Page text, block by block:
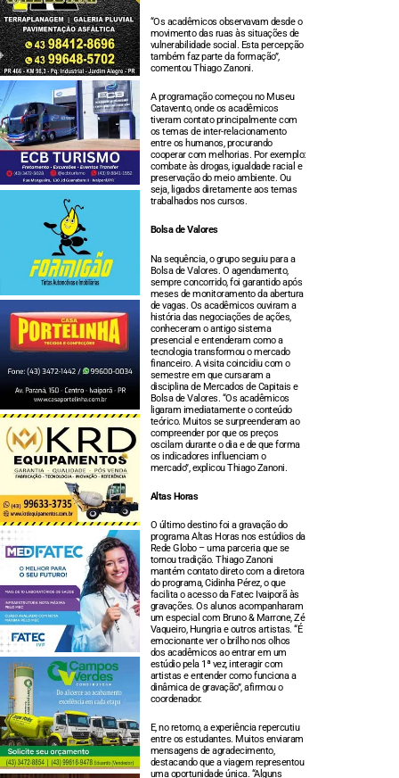
“Os acadêmicos observavam desde o
movimento das ruas às situações de
vulnerabilidade social. Esta percepção
também faz parte da formação”,
comentou Thiago Zanoni.
A programação começou no Museu
Catavento, onde os acadêmicos
tiveram contato principalmente com
os temas de inter-relacionamento
entre os humanos, procurando
cooperar com melhorias. Por exemplo:
combate às drogas, igualdade racial e
preservação do meio ambiente. Ou
seja, ligados diretamente aos temas
trabalhados nos cursos.
Bolsa de Valores
Na sequência, o grupo seguiu para a
Bolsa de Valores. O agendamento,
sempre concorrido, foi garantido após
meses de monitoramento da abertura
de vagas. Os acadêmicos ouviram a
história das negociações de ações,
conheceram o antigo sistema
presencial e entenderam como a
tecnologia transformou o mercado
financeiro. A visita coincidiu com o
semestre em que cursaram a
disciplina de Mercados de Capitais e
Bolsa de Valores. “Os acadêmicos
ligaram imediatamente o conteúdo
teórico. Muitos se surpreenderam ao
compreender por que os preços
oscilam durante o dia e de que forma
os indicadores influenciam o
mercado”, explicou Thiago Zanoni.
Altas Horas
O último destino foi a gravação do
programa Altas Horas nos estúdios da
Rede Globo – uma parceria que se
tornou tradição. Thiago Zanoni
mantém contato direto com a diretora
do programa, Cidinha Pérez, o que
facilita o acesso da Fatec Ivaiporã às
gravações. Os alunos acompanharam
um especial com Bruno & Marrone, Zé
Vaqueiro, Hungria e outros artistas. “É
emocionante ver o brilho nos olhos
dos acadêmicos ao entrar em um
estúdio pela 1ª vez, interagir com
artistas e entender como funciona a
dinâmica de gravação”, afirmou o
coordenador.
E, no retorno, a experiência repercutiu
entre os estudantes. Muitos enviaram
mensagens de agradecimento,
destacando que a viagem representou
uma oportunidade única. “Alguns